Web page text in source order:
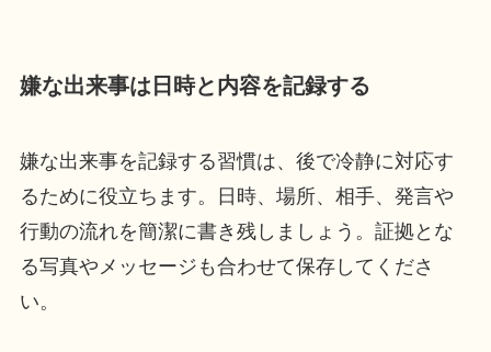
嫌な出来事は日時と内容を記録する
嫌な出来事を記録する習慣は、後で冷静に対応す
るために役立ちます。日時、場所、相手、発言や
行動の流れを簡潔に書き残しましょう。証拠とな
る写真やメッセージも合わせて保存してくださ
い。